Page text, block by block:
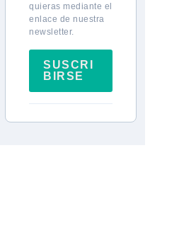
quieras mediante el
enlace de nuestra
newsletter.
SUSCRI
BIRSE